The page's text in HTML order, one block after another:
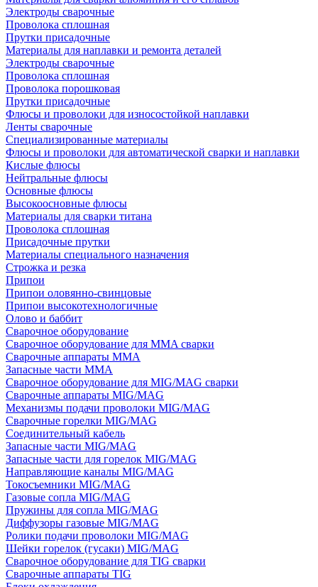
Электроды сварочные
Проволока сплошная
Прутки присадочные
Материалы для наплавки и ремонта деталей
Электроды сварочные
Проволока сплошная
Проволока порошковая
Прутки присадочные
Флюсы и проволоки для износостойкой наплавки
Ленты сварочные
Специализированные материалы
Флюсы и проволоки для автоматической сварки и наплавки
Кислые флюсы
Нейтральные флюсы
Основные флюсы
Высокоосновные флюсы
Материалы для сварки титана
Проволока сплошная
Присадочные прутки
Материалы специального назначения
Строжка и резка
Припои
Припои оловянно-свинцовые
Припои высокотехнологичные
Олово и баббит
Сварочное оборудование
Сварочное оборудование для MMA сварки
Сварочные аппараты MMA
Запасные части MMA
Сварочное оборудование для MIG/MAG сварки
Сварочные аппараты MIG/MAG
Механизмы подачи проволоки MIG/MAG
Сварочные горелки MIG/MAG
Соединительный кабель
Запасные части MIG/MAG
Запасные части для горелок MIG/MAG
Направляющие каналы MIG/MAG
Токосъемники MIG/MAG
Газовые сопла MIG/MAG
Пружины для сопла MIG/MAG
Диффузоры газовые MIG/MAG
Ролики подачи проволоки MIG/MAG
Шейки горелок (гусаки) MIG/MAG
Сварочное оборудование для TIG сварки
Сварочные аппараты TIG